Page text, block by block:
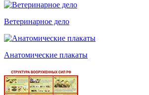
Ветеринарное дело
Анатомические плакаты